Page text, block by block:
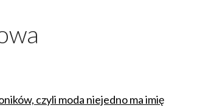
czyli moda niejedno ma imię